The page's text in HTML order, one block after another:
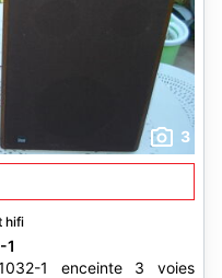
3
hifi
1
1 enceinte 3 voies